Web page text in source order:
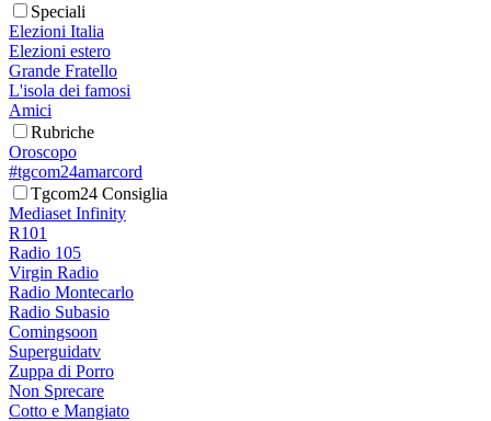
Speciali
Elezioni Italia
Elezioni estero
Grande Fratello
L'isola dei famosi
Amici
Rubriche
Oroscopo
#tgcom24amarcord
Tgcom24 Consiglia
Mediaset Infinity
R101
Radio 105
Virgin Radio
Radio Montecarlo
Radio Subasio
Comingsoon
Superguidatv
Zuppa di Porro
Non Sprecare
Cotto e Mangiato